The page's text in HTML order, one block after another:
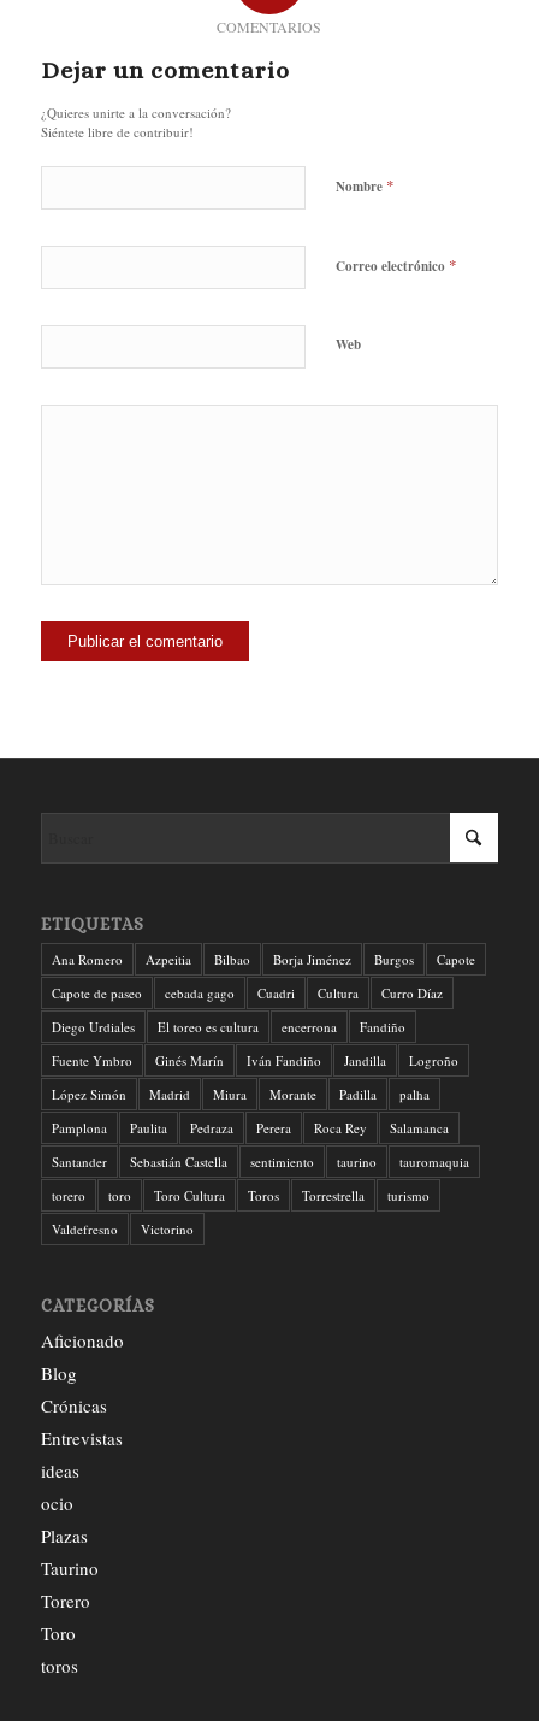
COMENTARIOS
Dejar un comentario
¿Quieres unirte a la conversación?
Siéntete libre de contribuir!
Nombre *
Correo electrónico *
Web
ETIQUETAS
Ana Romero Azpeitia Bilbao Borja Jiménez Burgos
Capote
Capote de paseo
cebada gago Cuadri Cultura
Curro Díaz
Diego Urdiales
El toreo es cultura encerrona
Fandiño
Fuente Ymbro
Ginés Marín Iván Fandiño Jandilla
Logroño
López Simón
Madrid Miura Morante Padilla
palha
Pamplona
Paulita Pedraza Perera Roca Rey
Salamanca
Santander
Sebastián Castella sentimiento taurino
tauromaquia
torero
toro Toro Cultura Toros Torrestrella
turismo
Valdefresno
Victorino
CATEGORÍAS
Aficionado
Blog
Crónicas
Entrevistas
ideas
ocio
Plazas
Taurino
Torero
Toro
toros